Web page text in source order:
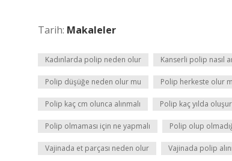
Tarih: Makaleler
Kadınlarda polip neden olur Kanserli polip nasıl
Polip düşüğe neden olur mu Polip herkeste olur
Polip kaç cm olunca alınmalı Polip kaç yılda oluşur
Polip olmaması için ne yapmalı Polip olup
Vajinada et parçası neden olur Vajinada polip